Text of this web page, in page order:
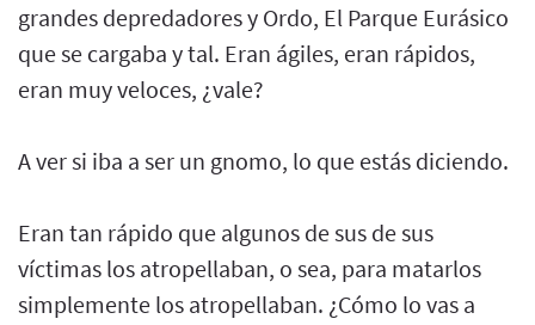
grandes depredadores y Ordo, El Parque Eurásico
que se cargaba y tal. Eran ágiles, eran rápidos,
eran muy veloces, ¿vale?
A ver si iba a ser un gnomo, lo que estás diciendo.
Eran tan rápido que algunos de sus de sus
víctimas los atropellaban, o sea, para matarlos
simplemente los atropellaban. ¿Cómo lo vas a